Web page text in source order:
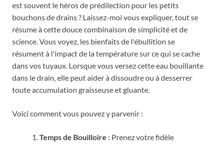
est souvent le héros de prédilection pour les petits
bouchons de drains ? Laissez-moi vous expliquer, tout se
résume à cette douce combinaison de simplicité et de
science. Vous voyez, les bienfaits de l'ébullition se
résument à l'impact de la température sur ce qui se cache
dans vos tuyaux. Lorsque vous versez cette eau bouillante
dans le drain, elle peut aider à dissoudre ou à desserrer
toute accumulation graisseuse et gluante.
Voici comment vous pouvez y parvenir :
Temps de Bouilloire : Prenez votre fidèle